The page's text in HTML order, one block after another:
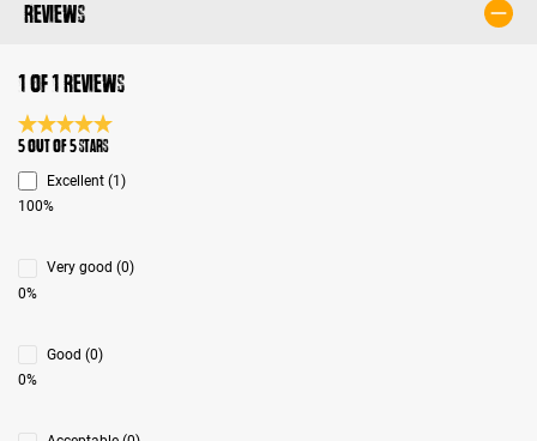
Reviews
1 of 1 reviews
Average rating 5 of 5 Stars
5 out of 5 stars
Excellent (1)
100%
Very good (0)
0%
Good (0)
0%